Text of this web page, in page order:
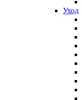
Уход